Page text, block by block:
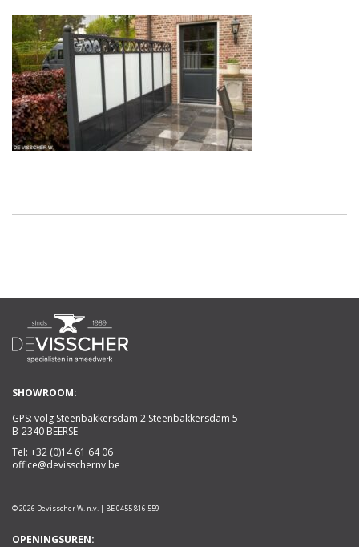
SHOWROOM:
GPS: volg Steenbakkersdam 2 Steenbakkersdam 5
B-2340 BEERSE
Tel: +32 (0)14 61 64 06
office@devisschernv.be
© 2026 Devisscher W. n.v. | BE 0455 816 559
OPENINGSUREN: